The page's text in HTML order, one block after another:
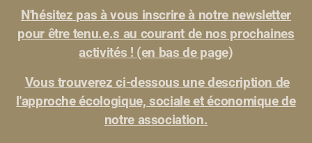
N'hésitez pas à vous inscrire à notre newsletter
pour être tenu.e.s au courant de nos prochaines
activités ! (en bas de page)
Vous trouverez ci-dessous une description de
l'approche écologique, sociale et économique de
notre association.